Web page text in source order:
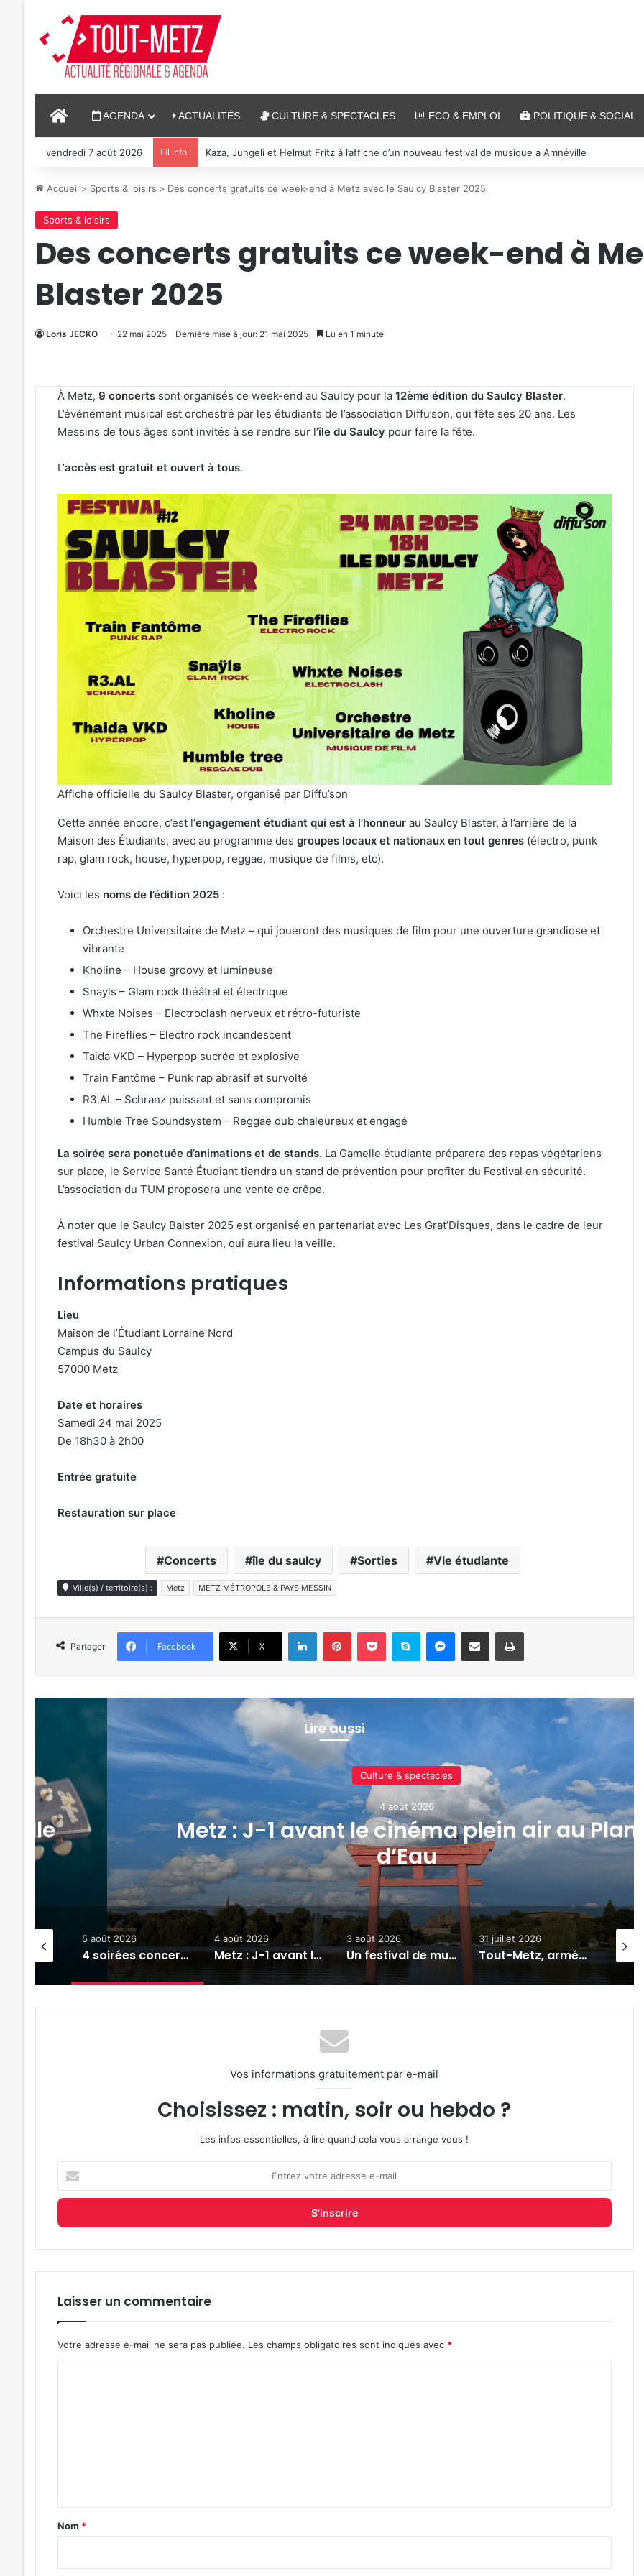
ACCUEILAGENDA ACTUALITÉS CULTURE & SPECTACLES ECO & EMPLOI POLITIQUE & SOCIAL
vendredi 7 août 2026 Fil info : Reconstitution, spectacles et cinéma pour l’édition 2026 de « Ça tombe comme à Gravelotte »
Accueil > Sports & loisirs > Des concerts gratuits ce week-end à Metz avec le Saulcy Blaster 2025
Sports & loisirs
Des concerts gratuits ce week-end à
Blaster 2025
Loris JECKO 22 mai 2025 Dernière mise à jour: 21 mai 2025 Lu en 1 minute
À Metz, 9 concertssont organisés ce week-end au Saulcy pour la 12ème édition du Saulcy Blaster.
L’événement musical est orchestré par les étudiants de l’association Diffu’son, qui fête ses 20 ans. Les
Messins de tous âges sont invités à se rendre sur l’île du Saulcy pour faire la fête.
L’accès est gratuit et ouvert à tous.
Affiche officielle du Saulcy Blaster, organisé par Diffu’son
Cette année encore, c’est l’engagement étudiant qui est à l’honneurau Saulcy Blaster, à l’arrière de la
Maison des Étudiants, avec au programme des groupes locaux et nationaux en tout genres(électro, punk
rap, glam rock, house, hyperpop, reggae, musique de films, etc).
Voici les noms de l’édition 2025:
Orchestre Universitaire de Metz – qui joueront des musiques de film pour une ouverture grandiose et
vibrante
Kholine – House groovy et lumineuse
Snayls – Glam rock théâtral et électrique
Whxte Noises – Electroclash nerveux et rétro-futuriste
The Fireflies – Electro rock incandescent
Taida VKD – Hyperpop sucrée et explosive
Train Fantôme – Punk rap abrasif et survolté
R3.AL – Schranz puissant et sans compromis
Humble Tree Soundsystem – Reggae dub chaleureux et engagé
La soirée sera ponctuée d’animations et de stands.La Gamelle étudiante préparera des repas végétariens
sur place, le Service Santé Étudiant tiendra un stand de prévention pour profiter du Festival en sécurité.
L’association du TUM proposera une vente de crêpe.
À noter que le Saulcy Balster 2025 est organisé en partenariat avec Les Grat’Disques, dans le cadre de leur
festival Saulcy Urban Connexion, qui aura lieu la veille.
Informations pratiques
Lieu
Maison de l’Étudiant Lorraine Nord
Campus du Saulcy
57000 Metz
Date et horaires
Samedi 24 mai 2025
De 18h30 à 2h00
Entrée gratuite
Restauration sur place
Concerts île du saulcy Sorties Vie étudiante
Ville(s) / territoire(s) : Metz METZ MÉTROPOLE & PAYS MESSIN
Partager Facebook X
LinkedinPinterestPocket Skype Messenger
Partager par e-mail Imprimer
Lire aussi
Culture & spectacles
4 août 2026
Metz : J-1 avant le cinéma plein air au Plan
d’Eau
5 août 2026
4 soirées concerts prévues à Ars-sur-Moselle du 7 au 28 août 2026
4 août 2026
Metz : J-1 avant le cinéma plein air au Plan d’Eau
3 août 2026
Un festival de musique celte organisé au parc archéologique de Bliesbruck les 7 et 8 août 2026
31 juillet 2026
Tout-Metz, armée, sports de combat : 7 actus de la semaine à Metz (31 juillet 2026)
7 août
Vos informations gratuitement par e-mail
Choisissez : matin, soir ou hebdo ?
Les infos essentielles, à lire quand cela vous arrange vous !
votre
adresse
mail
Laisser un commentaire
Votre adresse e-mail ne sera pas publiée. Les champs obligatoires sont indiqués avec *
a
Nom *
«
Une
émotion
particulière
en
cuisine
pour
le
dîner
caritatif
de
FIM
31 juillet 2026
« Une émotion particulière » :
Michel Roth en cuisine pour le
grand dîner caritatif de la FIM
2026
d’un
nouveau
festival
de
Amnéville
7 août 2026
Kaza, Jungeli et Helmut Fritz à
l’affiche d’un nouveau festival
musique à Amnéville